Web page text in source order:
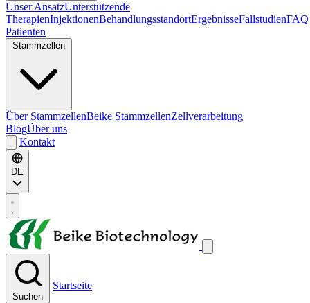
Unser AnsatzUnterstützende
TherapienInjektionenBehandlungsstandortErgebnisseFallstudienFAQ
Patienten
Über StammzellenBeike StammzellenZellverarbeitung
BlogÜber uns
Kontakt
DE
Suchen
Startseite